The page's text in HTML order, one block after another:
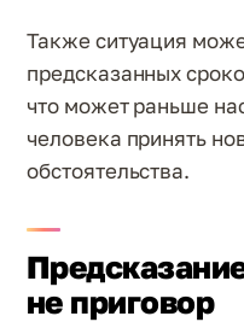
Также ситуация
предсказанных
что может раньше
человека принять
обстоятельства.
не приговор